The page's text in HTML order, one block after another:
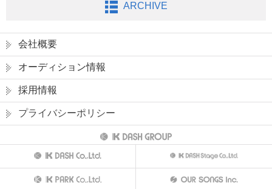
ARCHIVE
会社概要
オーディション情報
採用情報
プライバシーポリシー